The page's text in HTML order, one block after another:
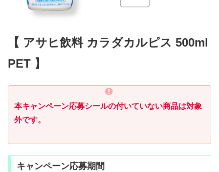
【 アサヒ飲料 カラダカルピス 500ml
PET 】
本キャンペーン応募シールの付いていない商品は対象
外です。
キャンペーン応募期間